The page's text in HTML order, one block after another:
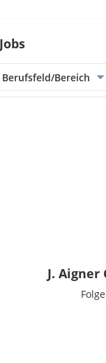
Berufsfeld/Bereich
J.